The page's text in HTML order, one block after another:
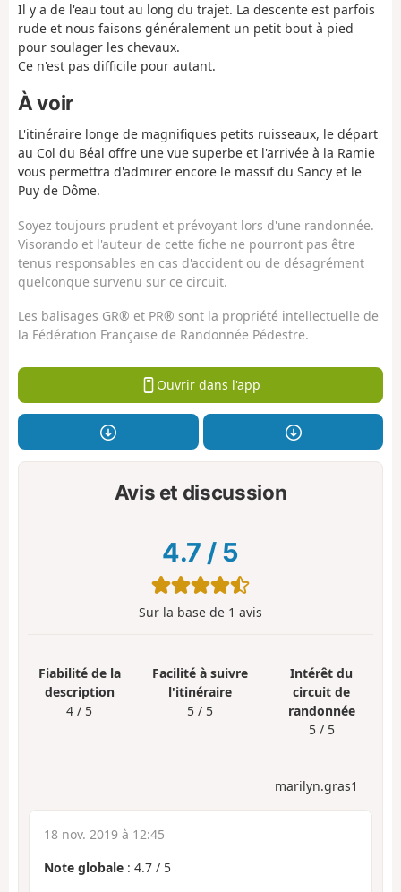
Il y a de l'eau tout au long du trajet. La descente est parfois
rude et nous faisons généralement un petit bout à pied
pour soulager les chevaux.
Ce n'est pas difficile pour autant.
À voir
L'itinéraire longe de magnifiques petits ruisseaux, le départ
au Col du Béal offre une vue superbe et l'arrivée à la Ramie
vous permettra d'admirer encore le massif du Sancy et le
Puy de Dôme.
Soyez toujours prudent et prévoyant lors d'une randonnée.
Visorando et l'auteur de cette fiche ne pourront pas être
tenus responsables en cas d'accident ou de désagrément
quelconque survenu sur ce circuit.
Les balisages GR® et PR® sont la propriété intellectuelle de
la Fédération Française de Randonnée Pédestre.
Ouvrir dans l'app
Avis et discussion
4.7 / 5
Sur la base de 1 avis
Fiabilité de la
description
4 / 5
Facilité à suivre
l'itinéraire
5 / 5
Intérêt du
circuit de
randonnée
5 / 5
marilyn.gras1
18 nov. 2019 à 12:45
Note globale : 4.7 / 5